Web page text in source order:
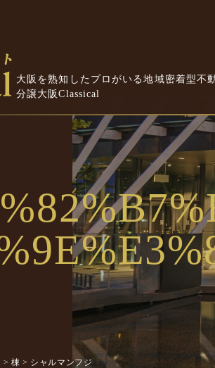
大阪を熟知したプロがいる地域密着型不
分譲大阪Classical
> 棟 > シャルマンフジ